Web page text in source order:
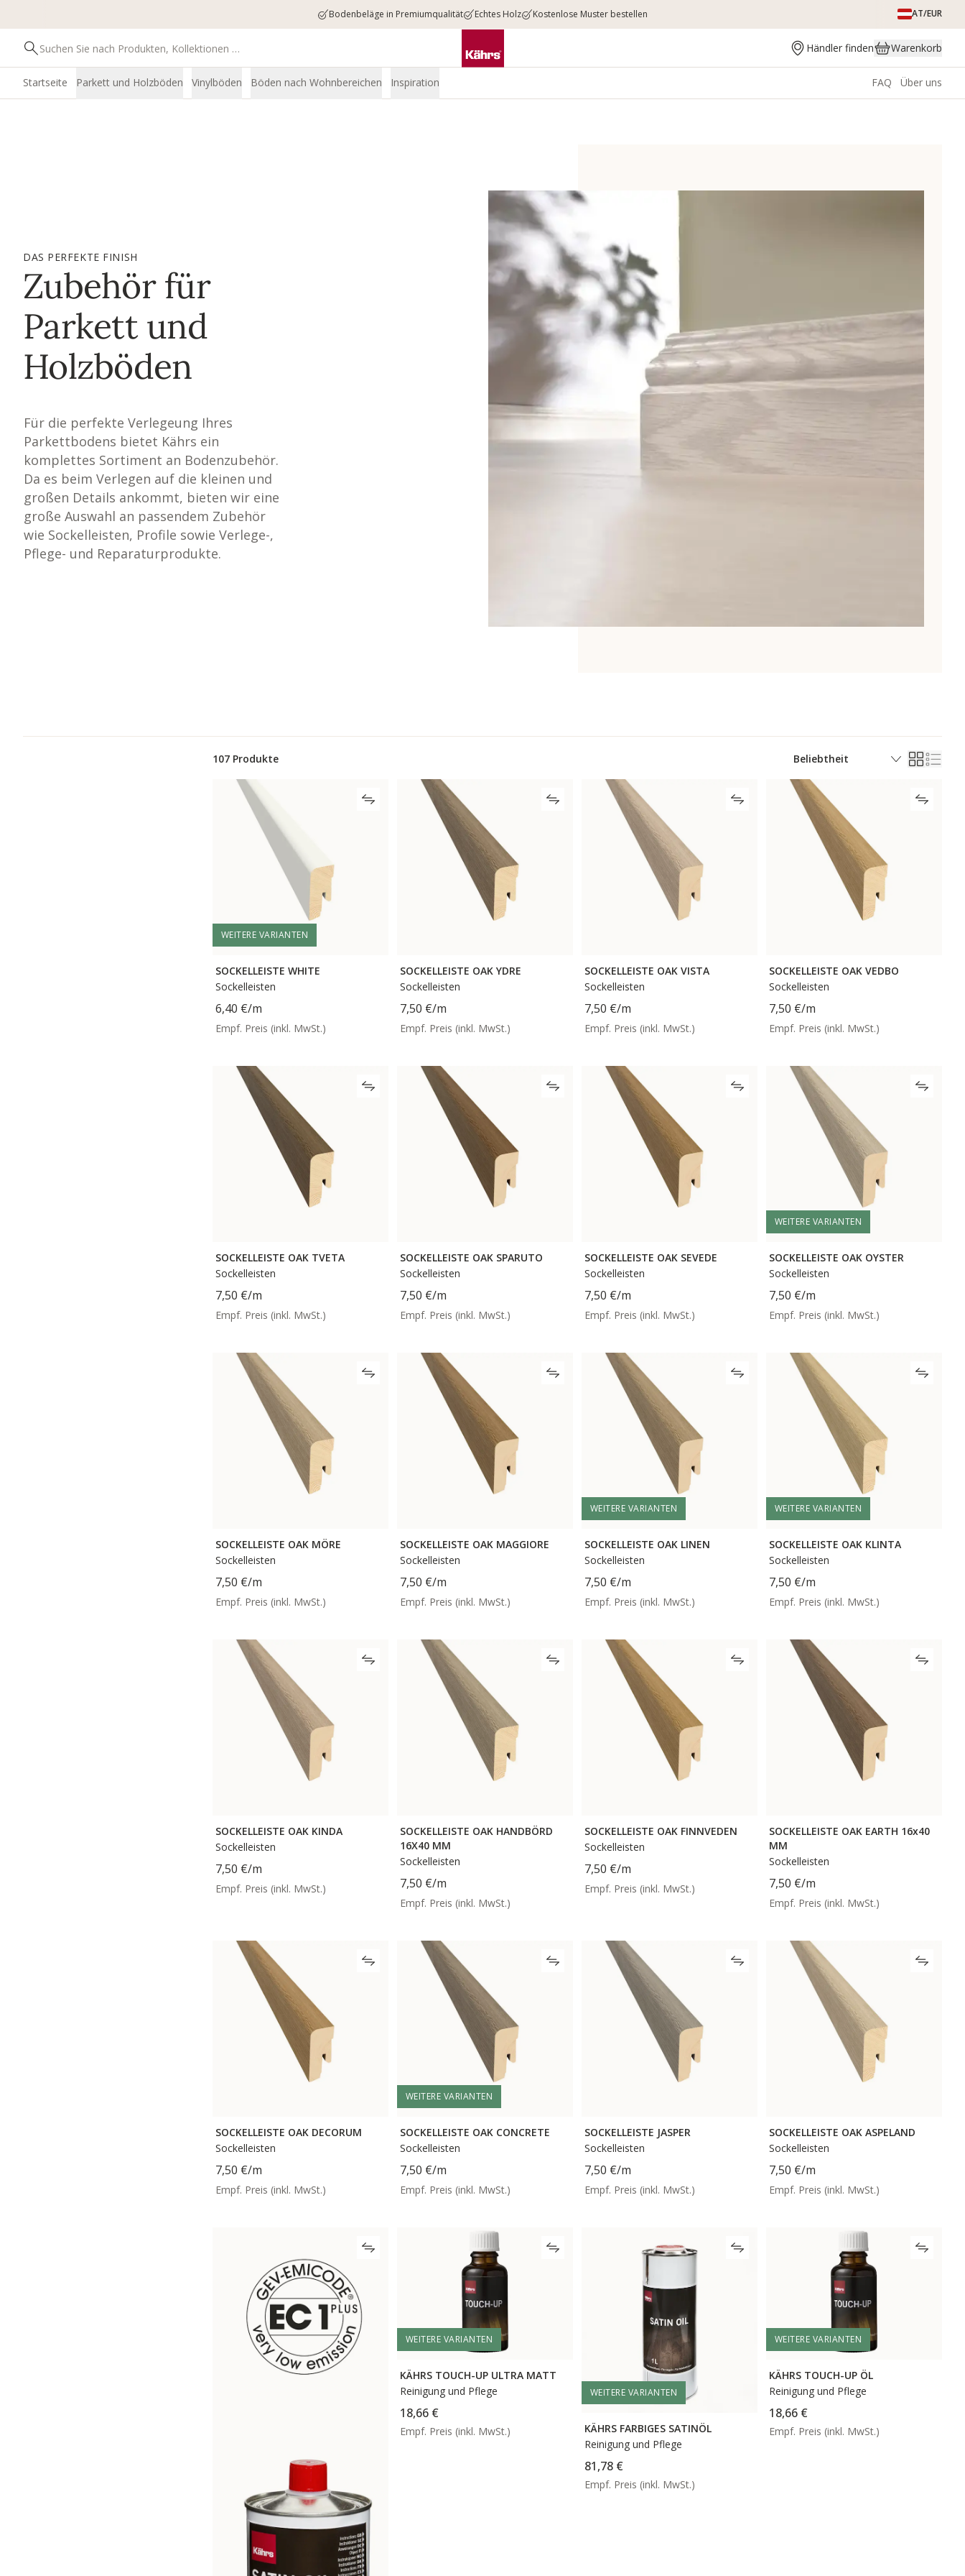
Bodenbeläge in Premiumqualität Echtes Holz Kostenlose Muster bestellen AT/EUR
Händler finden Warenkorb
Startseite Parkett und Holzböden Vinylböden Böden nach Wohnbereichen Inspiration FAQ Über uns
DAS PERFEKTE FINISH
Zubehör für
Parkett und
Holzböden
Für die perfekte Verlegeung Ihres
Parkettbodens bietet Kährs ein
komplettes Sortiment an Bodenzubehör.
Da es beim Verlegen auf die kleinen und
großen Details ankommt, bieten wir eine
große Auswahl an passendem Zubehör
wie Sockelleisten, Profile sowie Verlege-,
Pflege- und Reparaturprodukte.
107 Produkte
WEITERE VARIANTEN
SOCKELLEISTE WHITE
Sockelleisten
6,40 €/m
Empf. Preis (inkl. MwSt.)
SOCKELLEISTE OAK YDRE
Sockelleisten
7,50 €/m
Empf. Preis (inkl. MwSt.)
SOCKELLEISTE OAK VISTA
Sockelleisten
7,50 €/m
Empf. Preis (inkl. MwSt.)
SOCKELLEISTE OAK VEDBO
Sockelleisten
7,50 €/m
Empf. Preis (inkl. MwSt.)
SOCKELLEISTE OAK TVETA
Sockelleisten
7,50 €/m
Empf. Preis (inkl. MwSt.)
SOCKELLEISTE OAK SPARUTO
Sockelleisten
7,50 €/m
Empf. Preis (inkl. MwSt.)
SOCKELLEISTE OAK SEVEDE
Sockelleisten
7,50 €/m
Empf. Preis (inkl. MwSt.)
WEITERE VARIANTEN
SOCKELLEISTE OAK OYSTER
Sockelleisten
7,50 €/m
Empf. Preis (inkl. MwSt.)
SOCKELLEISTE OAK MÖRE
Sockelleisten
7,50 €/m
Empf. Preis (inkl. MwSt.)
SOCKELLEISTE OAK MAGGIORE
Sockelleisten
7,50 €/m
Empf. Preis (inkl. MwSt.)
WEITERE VARIANTEN
SOCKELLEISTE OAK LINEN
Sockelleisten
7,50 €/m
Empf. Preis (inkl. MwSt.)
WEITERE VARIANTEN
SOCKELLEISTE OAK KLINTA
Sockelleisten
7,50 €/m
Empf. Preis (inkl. MwSt.)
SOCKELLEISTE OAK KINDA
Sockelleisten
7,50 €/m
Empf. Preis (inkl. MwSt.)
SOCKELLEISTE OAK HANDBÖRD
16X40 MM
Sockelleisten
7,50 €/m
Empf. Preis (inkl. MwSt.)
SOCKELLEISTE OAK FINNVEDEN
Sockelleisten
7,50 €/m
Empf. Preis (inkl. MwSt.)
SOCKELLEISTE OAK EARTH 16x40
MM
Sockelleisten
7,50 €/m
Empf. Preis (inkl. MwSt.)
SOCKELLEISTE OAK DECORUM
Sockelleisten
7,50 €/m
Empf. Preis (inkl. MwSt.)
WEITERE VARIANTEN
SOCKELLEISTE OAK CONCRETE
Sockelleisten
7,50 €/m
Empf. Preis (inkl. MwSt.)
SOCKELLEISTE JASPER
Sockelleisten
7,50 €/m
Empf. Preis (inkl. MwSt.)
SOCKELLEISTE OAK ASPELAND
Sockelleisten
7,50 €/m
Empf. Preis (inkl. MwSt.)
WEITERE VARIANTEN
KÄHRS TOUCH-UP ULTRA MATT
Reinigung und Pflege
18,66 €
Empf. Preis (inkl. MwSt.)
WEITERE VARIANTEN
KÄHRS FARBIGES SATINÖL
Reinigung und Pflege
81,78 €
Empf. Preis (inkl. MwSt.)
WEITERE VARIANTEN
KÄHRS TOUCH-UP ÖL
Reinigung und Pflege
18,66 €
Empf. Preis (inkl. MwSt.)